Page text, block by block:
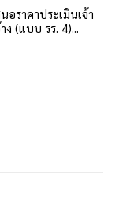
อราคาประเมินเจ้า
(แบบ รร. 4)...